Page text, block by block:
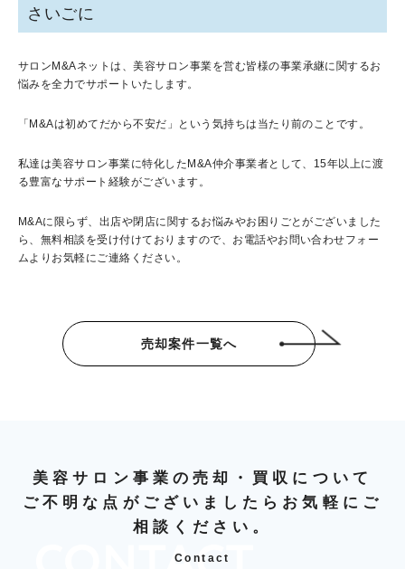
さいごに
サロンM&Aネットは、美容サロン事業を営む皆様の事業承継に関するお
悩みを全力でサポートいたします。
「M&Aは初めてだから不安だ」という気持ちは当たり前のことです。
私達は美容サロン事業に特化したM&A仲介事業者として、 15年以上に渡
る豊富なサポート経験がございます。
M&Aに限らず、出店や閉店に関するお悩みやお困りごとがございました
ら、無料相談を受け付けておりますので、お電話やお問い合わせフォー
ムよりお気軽にご連絡ください。
売却案件一覧へ
美容サロン事業の売却・買収について
ご不明な点がございましたらお気軽にご
相談ください。
Contact